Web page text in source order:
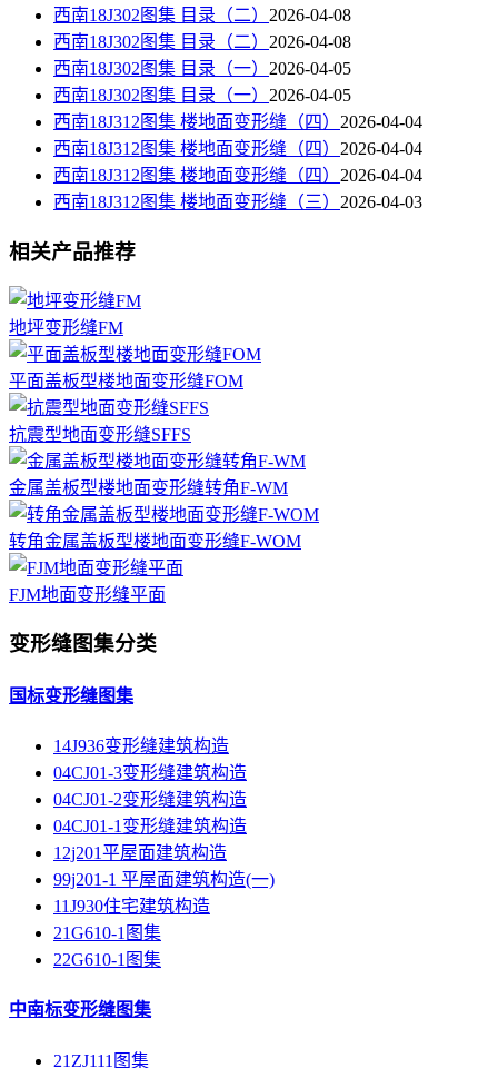
西南18J302图集 目录（二） 2026-04-08
西南18J302图集 目录（二） 2026-04-08
西南18J302图集 目录（一） 2026-04-05
西南18J302图集 目录（一） 2026-04-05
西南18J312图集 楼地面变形缝（四） 2026-04-04
西南18J312图集 楼地面变形缝（四） 2026-04-04
西南18J312图集 楼地面变形缝（四） 2026-04-04
西南18J312图集 楼地面变形缝（三） 2026-04-03
相关产品推荐
地坪变形缝FM
平面盖板型楼地面变形缝FOM
抗震型地面变形缝SFFS
金属盖板型楼地面变形缝转角F-WM
转角金属盖板型楼地面变形缝F-WOM
FJM地面变形缝平面
变形缝图集分类
国标变形缝图集
14J936变形缝建筑构造
04CJ01-3变形缝建筑构造
04CJ01-2变形缝建筑构造
04CJ01-1变形缝建筑构造
12j201平屋面建筑构造
99j201-1 平屋面建筑构造(一)
11J930住宅建筑构造
21G610-1图集
22G610-1图集
中南标变形缝图集
21ZJ111图集